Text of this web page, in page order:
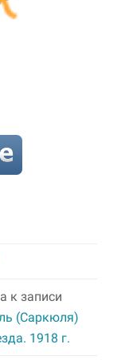
к записи
(Саркюля)
1918 г.